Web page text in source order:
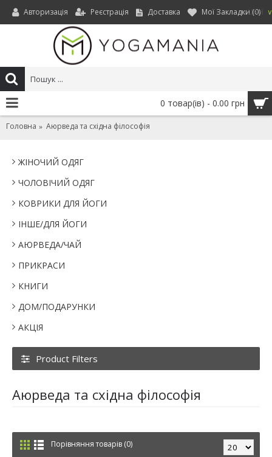
UAH ∨
Авторизація Реєстрація Доставка Мої Закладки (0)
0 товар(ів) - 0.00 грн
Головна Аюрведа та східна філософія
ЖІНОЧИЙ ОДЯГ
ЧОЛОВІЧИЙ ОДЯГ
КОВРИКИ ДЛЯ ЙОГИ
IНШЕ/ДЛЯ ЙОГИ
АЮРВЕДА/ЧАЙ
ПРИКРАСИ
КНИГИ
ДОМ/ПОДАРУНКИ
АКЦІЯ
Product Filters
Аюрведа та східна філософія
Порівняння товарів (0)